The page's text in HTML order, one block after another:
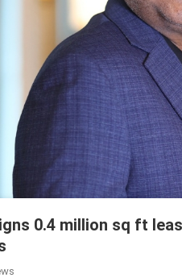
0.4 million sq ft